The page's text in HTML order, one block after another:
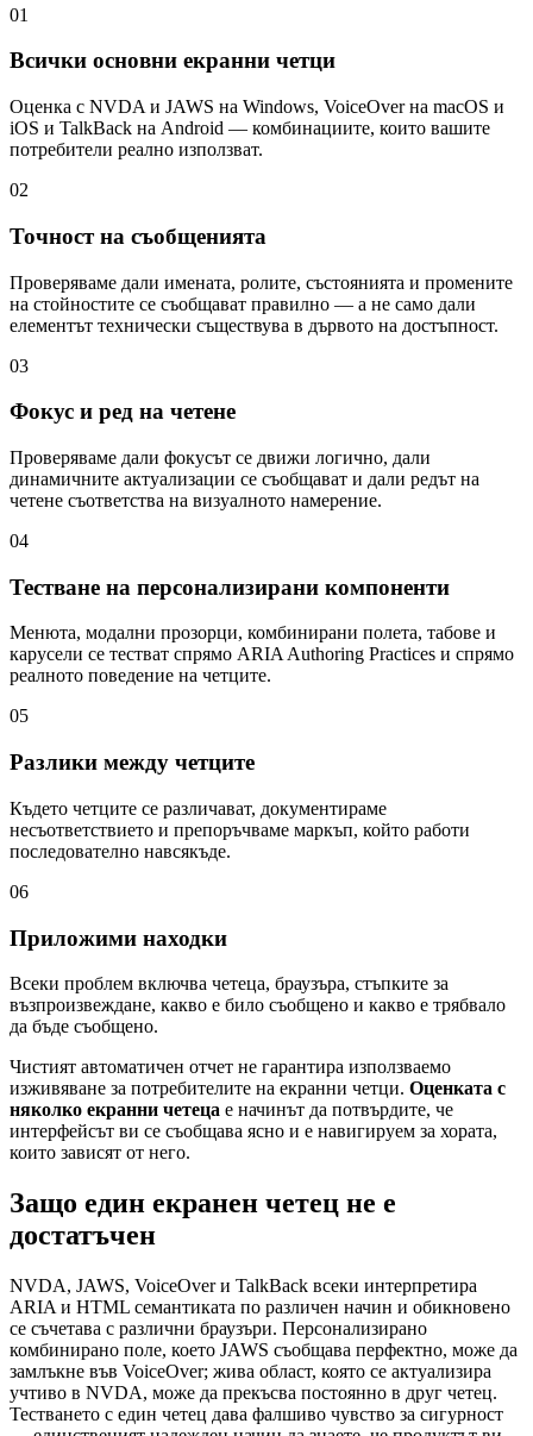
01
Всички основни екранни четци
Оценка с NVDA и JAWS на Windows, VoiceOver на macOS и
iOS и TalkBack на Android — комбинациите, които вашите
потребители реално използват.
02
Точност на съобщенията
Проверяваме дали имената, ролите, състоянията и промените
на стойностите се съобщават правилно — а не само дали
елементът технически съществува в дървото на достъпност.
03
Фокус и ред на четене
Проверяваме дали фокусът се движи логично, дали
динамичните актуализации се съобщават и дали редът на
четене съответства на визуалното намерение.
04
Тестване на персонализирани компоненти
Менюта, модални прозорци, комбинирани полета, табове и
карусели се тестват спрямо ARIA Authoring Practices и спрямо
реалното поведение на четците.
05
Разлики между четците
Където четците се различават, документираме
несъответствието и препоръчваме маркъп, който работи
последователно навсякъде.
06
Приложими находки
Всеки проблем включва четеца, браузъра, стъпките за
възпроизвеждане, какво е било съобщено и какво е трябвало
да бъде съобщено.
Чистият автоматичен отчет не гарантира използваемо
изживяване за потребителите на екранни четци. Оценката с
няколко екранни четеца е начинът да потвърдите, че
интерфейсът ви се съобщава ясно и е навигируем за хората,
които зависят от него.
Защо един екранен четец не е
достатъчен
NVDA, JAWS, VoiceOver и TalkBack всеки интерпретира
ARIA и HTML семантиката по различен начин и обикновено
се съчетава с различни браузъри. Персонализирано
комбинирано поле, което JAWS съобщава перфектно, може да
замлъкне във VoiceOver; жива област, която се актуализира
учтиво в NVDA, може да прекъсва постоянно в друг четец.
Тестването с един четец дава фалшиво чувство за сигурност